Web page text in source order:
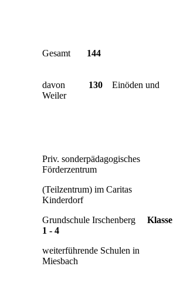
Gesamt 144
davon 130 Einöden und
Weiler
Priv. sonderpädagogisches
Förderzentrum
(Teilzentrum) im Caritas
Kinderdorf
Grundschule Irschenberg Klasse
1 - 4
weiterführende Schulen in
Miesbach